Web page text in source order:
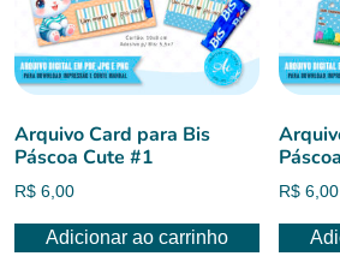
Arquivo Card para Bis
Páscoa Cute #1
R$ 6,00
Adicionar ao carrinho
R$ 6,00